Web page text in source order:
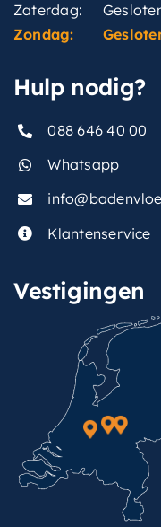
Zaterdag:
Zondag:
Hulp nodig?
088 646 40 00
Whatsapp
Klantenservice
Vestigingen